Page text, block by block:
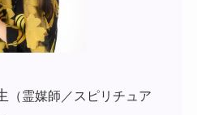
（霊媒師／スピリチュア